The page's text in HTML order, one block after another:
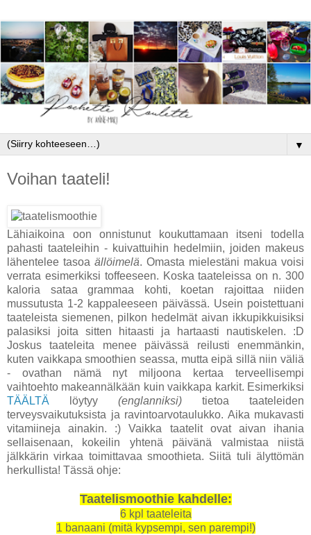
▼
Voihan taateli!
Lähiaikoina oon onnistunut koukuttamaan itseni todella
pahasti taateleihin - kuivattuihin hedelmiin, joiden makeus
lähentelee tasoa ällöimelä. Omasta mielestäni makua voisi
verrata esimerkiksi toffeeseen. Koska taateleissa on n. 300
kaloria sataa grammaa kohti, koetan rajoittaa niiden
mussutusta 1-2 kappaleeseen päivässä. Usein poistettuani
taateleista siemenen, pilkon hedelmät aivan ikkupikkuisiksi
palasiksi joita sitten hitaasti ja hartaasti nautiskelen. :D
Joskus taateleita menee päivässä reilusti enemmänkin,
kuten vaikkapa smoothien seassa, mutta eipä sillä niin väliä
- ovathan nämä nyt miljoona kertaa terveellisempi
vaihtoehto makeannälkään kuin vaikkapa karkit. Esimerkiksi
TÄÄLTÄ löytyy (englanniksi) tietoa taateleiden
terveysvaikutuksista ja ravintoarvotaulukko. Aika mukavasti
vitamiineja ainakin. :) Vaikka taatelit ovat aivan ihania
sellaisenaan, kokeilin yhtenä päivänä valmistaa niistä
jälkkärin virkaa toimittavaa smoothieta. Siitä tuli älyttömän
herkullista! Tässä ohje:
Taatelismoothie kahdelle:
6 kpl taateleita
1 banaani (mitä kypsempi, sen parempi!)